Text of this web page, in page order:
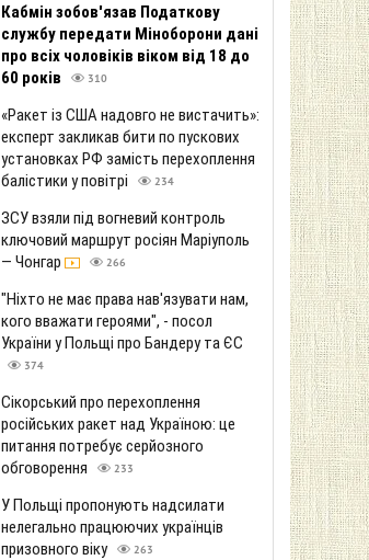
Кабмін зобов'язав Податкову
службу передати Міноборони дані
про всіх чоловіків віком від 18 до
60 років
310
«Ракет із США надовго не вистачить»:
експерт закликав бити по пускових
установках РФ замість перехоплення
балістики у повітрі
234
ЗСУ взяли під вогневий контроль
ключовий маршрут росіян Маріуполь
— Чонгар
266
"Ніхто не має права нав'язувати нам,
кого вважати героями", - посол
України у Польщі про Бандеру та ЄС
374
Сікорський про перехоплення
російських ракет над Україною: це
питання потребує серйозного
обговорення
233
У Польщі пропонують надсилати
нелегально працюючих українців
призовного віку
263